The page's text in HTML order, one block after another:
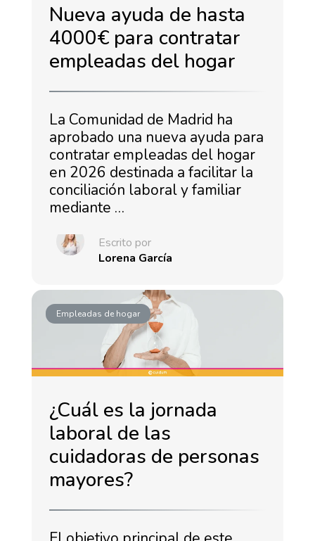
Nueva ayuda de hasta
4000€ para contratar
empleadas del hogar
La Comunidad de Madrid ha
aprobado una nueva ayuda para
contratar empleadas del hogar
en 2026 destinada a facilitar la
conciliación laboral y familiar
mediante …
Escrito por
Lorena García
Empleadas de hogar
¿Cuál es la jornada
laboral de las
cuidadoras de personas
mayores?